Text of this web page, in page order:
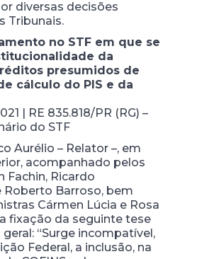
diversas decisões
Tribunais.
no STF em que se
da
presumidos de
cálculo do PIS e da
| RE 835.818/PR (RG) –
do STF
Aurélio – Relator –, em
acompanhado pelos
Fachin, Ricardo
Roberto Barroso, bem
Cármen Lúcia e Rosa
fixação da seguinte tese
“Surge incompatível,
Federal, a inclusão, na